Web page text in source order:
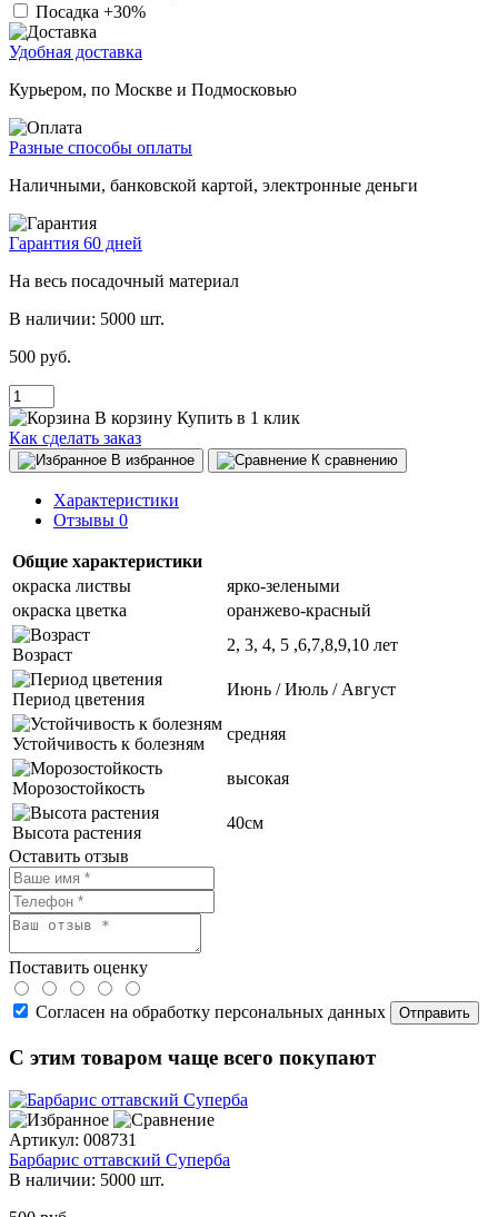
Посадка +30%
Удобная доставка
Курьером, по Москве и Подмосковью
Разные способы оплаты
Наличными, банковской картой, электронные деньги
Гарантия 60 дней
На весь посадочный материал
В наличии: 5000 шт.
500 руб.
В корзину Купить в 1 клик
Как сделать заказ
В избранное К сравнению
Характеристики
Отзывы 0
Общие характеристики
окраска листвы
ярко-зелеными
окраска цветка
оранжево-красный
Возраст
2, 3, 4, 5 ,6,7,8,9,10 лет
Период цветения
Июнь / Июль / Август
Устойчивость к болезням
средняя
Морозостойкость
высокая
Высота растения
40см
Оставить отзыв
Поставить оценку
Согласен на обработку персональных данных
С этим товаром чаще всего покупают
Артикул: 008731
Барбарис оттавский Суперба
В наличии: 5000 шт.